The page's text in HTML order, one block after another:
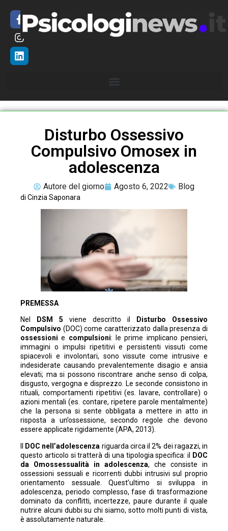
Disturbo Ossessivo
Compulsivo Omosex in
adolescenza
Autore del giorno Agosto 6, 2022 Blog
di Cinzia Saponara
PREMESSA
Nel DSM 5 viene descritto il
Disturbo Ossessivo
Compulsivo (DOC) come caratterizzato dalla presenza di
ossessionie compulsioni: le prime implicano pensieri,
immagini o impulsi ripetitivi e persistenti vissuti come
spiacevoli e involontari, sono vissute come intrusive e
indesiderate causando prevalentemente disagio e ansia
elevati; ma si possono riscontrare anche senso di colpa,
disgusto, vergogna e disprezzo. Le seconde consistono in
rituali, comportamenti ripetitivi (es. lavare, controllare) o
azioni mentali (es. contare, ripetere parole mentalmente)
che la persona si sente obbligata a mettere in atto in
risposta a un’ossessione, secondo regole che devono
essere applicate rigidamente (APA, 2013).
DOC nell’adolescenza riguarda circa il 2% dei ragazzi, in
questo articolo si tratterà di una tipologia specifica: il
DOC
da Omossessualità in adolescenza, che consiste in
ossessioni sessuali e ricorrenti dubbi intrusivi sul proprio
orientamento sessuale. Quest’ultimo si sviluppa in
adolescenza, periodo complesso, fase di trasformazione
dominato da conflitti, incertezze, paure durante il quale
nutrire alcuni dubbi su chi siamo, sotto molti punti di vista,
è assolutamente naturale.